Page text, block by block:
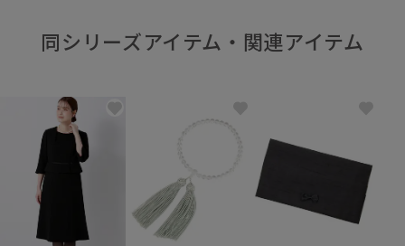
同シリーズアイテム・関連アイテム